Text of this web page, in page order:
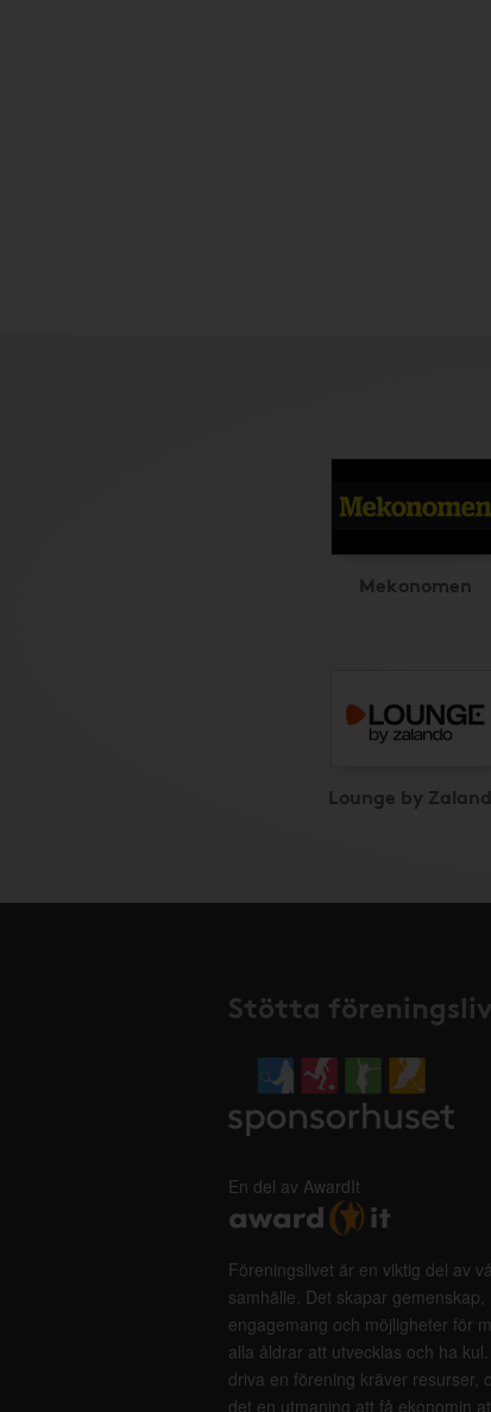
Mekonomen
Lounge by
Stötta
En del av AwardIt
Föreningslivet är en viktig del av
samhälle. Det skapar gemenskap,
engagemang och möjligheter för
alla åldrar att utvecklas och ha
driva en förening kräver resurser,
det en utmaning att få ekonomin